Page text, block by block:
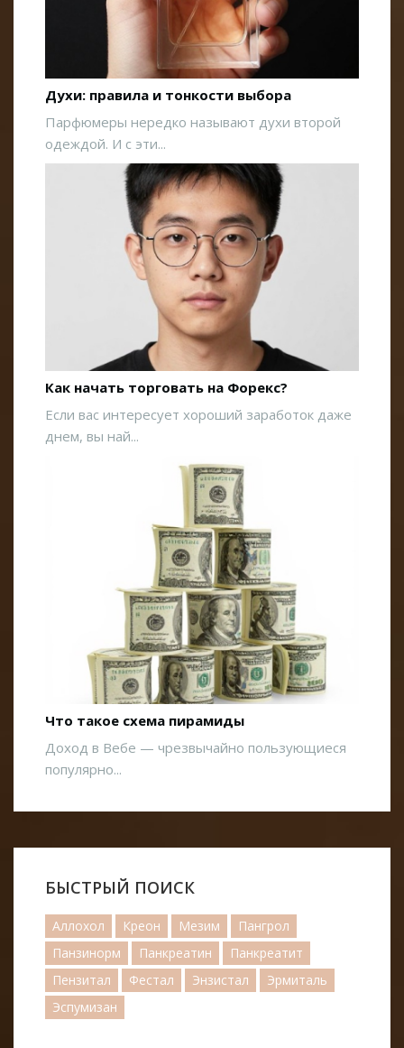
Духи: правила и тонкости выбора
Парфюмеры нередко называют духи второй
одеждой. И с эти...
Как начать торговать на Форекс?
Если вас интересует хороший заработок даже
днем, вы най...
Что такое схема пирамиды
Доход в Вебе — чрезвычайно пользующиеся
популярно...
БЫСТРЫЙ ПОИСК
Аллохол Креон Мезим
Пангрол
Панзинорм
Панкреатин
Панкреатит
Пензитал
Фестал Энзистал
Эрмиталь
Эспумизан